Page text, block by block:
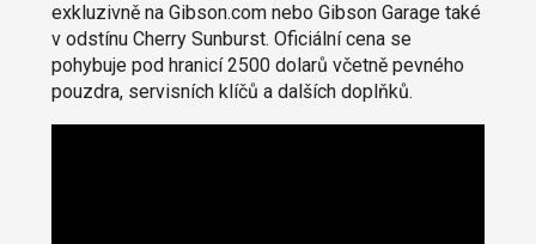
exkluzivně na Gibson.com nebo Gibson Garage také
v odstínu Cherry Sunburst. Oficiální cena se
pohybuje pod hranicí 2500 dolarů včetně pevného
pouzdra, servisních klíčů a dalších doplňků.